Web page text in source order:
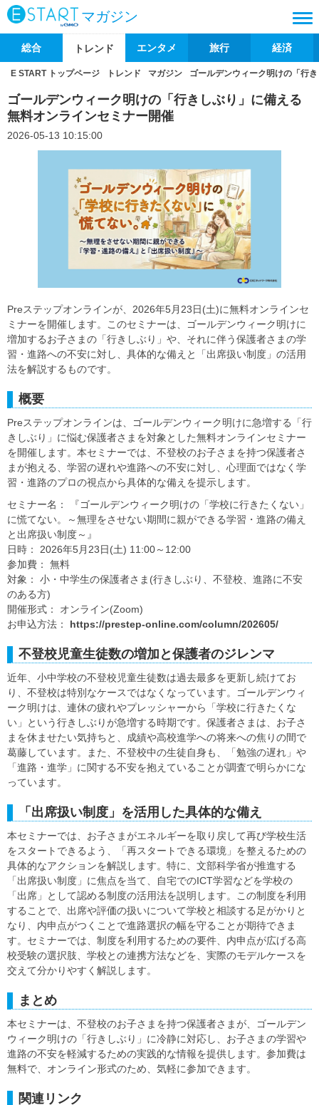
マガジン
総合 トレンド エンタメ 旅行 経済
E START トップページ トレンド マガジン ゴールデンウィーク明けの「行
ゴールデンウィーク明けの「行きしぶり」に備える
無料オンラインセミナー開催
2026-05-13 10:15:00
Preステップオンラインが、2026年5月23日(土)に無料オンラインセ
ミナーを開催します。このセミナーは、ゴールデンウィーク明けに
増加するお子さまの「行きしぶり」や、それに伴う保護者さまの学
習・進路への不安に対し、具体的な備えと「出席扱い制度」の活用
法を解説するものです。
概要
Preステップオンラインは、ゴールデンウィーク明けに急増する「行
きしぶり」に悩む保護者さまを対象とした無料オンラインセミナー
を開催します。本セミナーでは、不登校のお子さまを持つ保護者さ
まが抱える、学習の遅れや進路への不安に対し、心理面ではなく学
習・進路のプロの視点から具体的な備えを提示します。
セミナー名： 『ゴールデンウィーク明けの「学校に行きたくない」
に慌てない。～無理をさせない期間に親ができる学習・進路の備え
と出席扱い制度～』
日時： 2026年5月23日(土) 11:00～12:00
参加費： 無料
対象： 小・中学生の保護者さま(行きしぶり、不登校、進路に不安
のある方)
開催形式： オンライン(Zoom)
お申込方法： https://prestep-online.com/column/202605/
不登校児童生徒数の増加と保護者のジレンマ
近年、小中学校の不登校児童生徒数は過去最多を更新し続けてお
り、不登校は特別なケースではなくなっています。ゴールデンウィ
ーク明けは、連休の疲れやプレッシャーから「学校に行きたくな
い」という行きしぶりが急増する時期です。保護者さまは、お子さ
まを休ませたい気持ちと、成績や高校進学への将来への焦りの間で
葛藤しています。また、不登校中の生徒自身も、「勉強の遅れ」や
「進路・進学」に関する不安を抱えていることが調査で明らかにな
っています。
「出席扱い制度」を活用した具体的な備え
本セミナーでは、お子さまがエネルギーを取り戻して再び学校生活
をスタートできるよう、「再スタートできる環境」を整えるための
具体的なアクションを解説します。特に、文部科学省が推進する
「出席扱い制度」に焦点を当て、自宅でのICT学習などを学校の
「出席」として認める制度の活用法を説明します。この制度を利用
することで、出席や評価の扱いについて学校と相談する足がかりと
なり、内申点がつくことで進路選択の幅を守ることが期待できま
す。セミナーでは、制度を利用するための要件、内申点が広げる高
校受験の選択肢、学校との連携方法などを、実際のモデルケースを
交えて分かりやすく解説します。
まとめ
本セミナーは、不登校のお子さまを持つ保護者さまが、ゴールデン
ウィーク明けの「行きしぶり」に冷静に対応し、お子さまの学習や
進路の不安を軽減するための実践的な情報を提供します。参加費は
無料で、オンライン形式のため、気軽に参加できます。
関連リンク